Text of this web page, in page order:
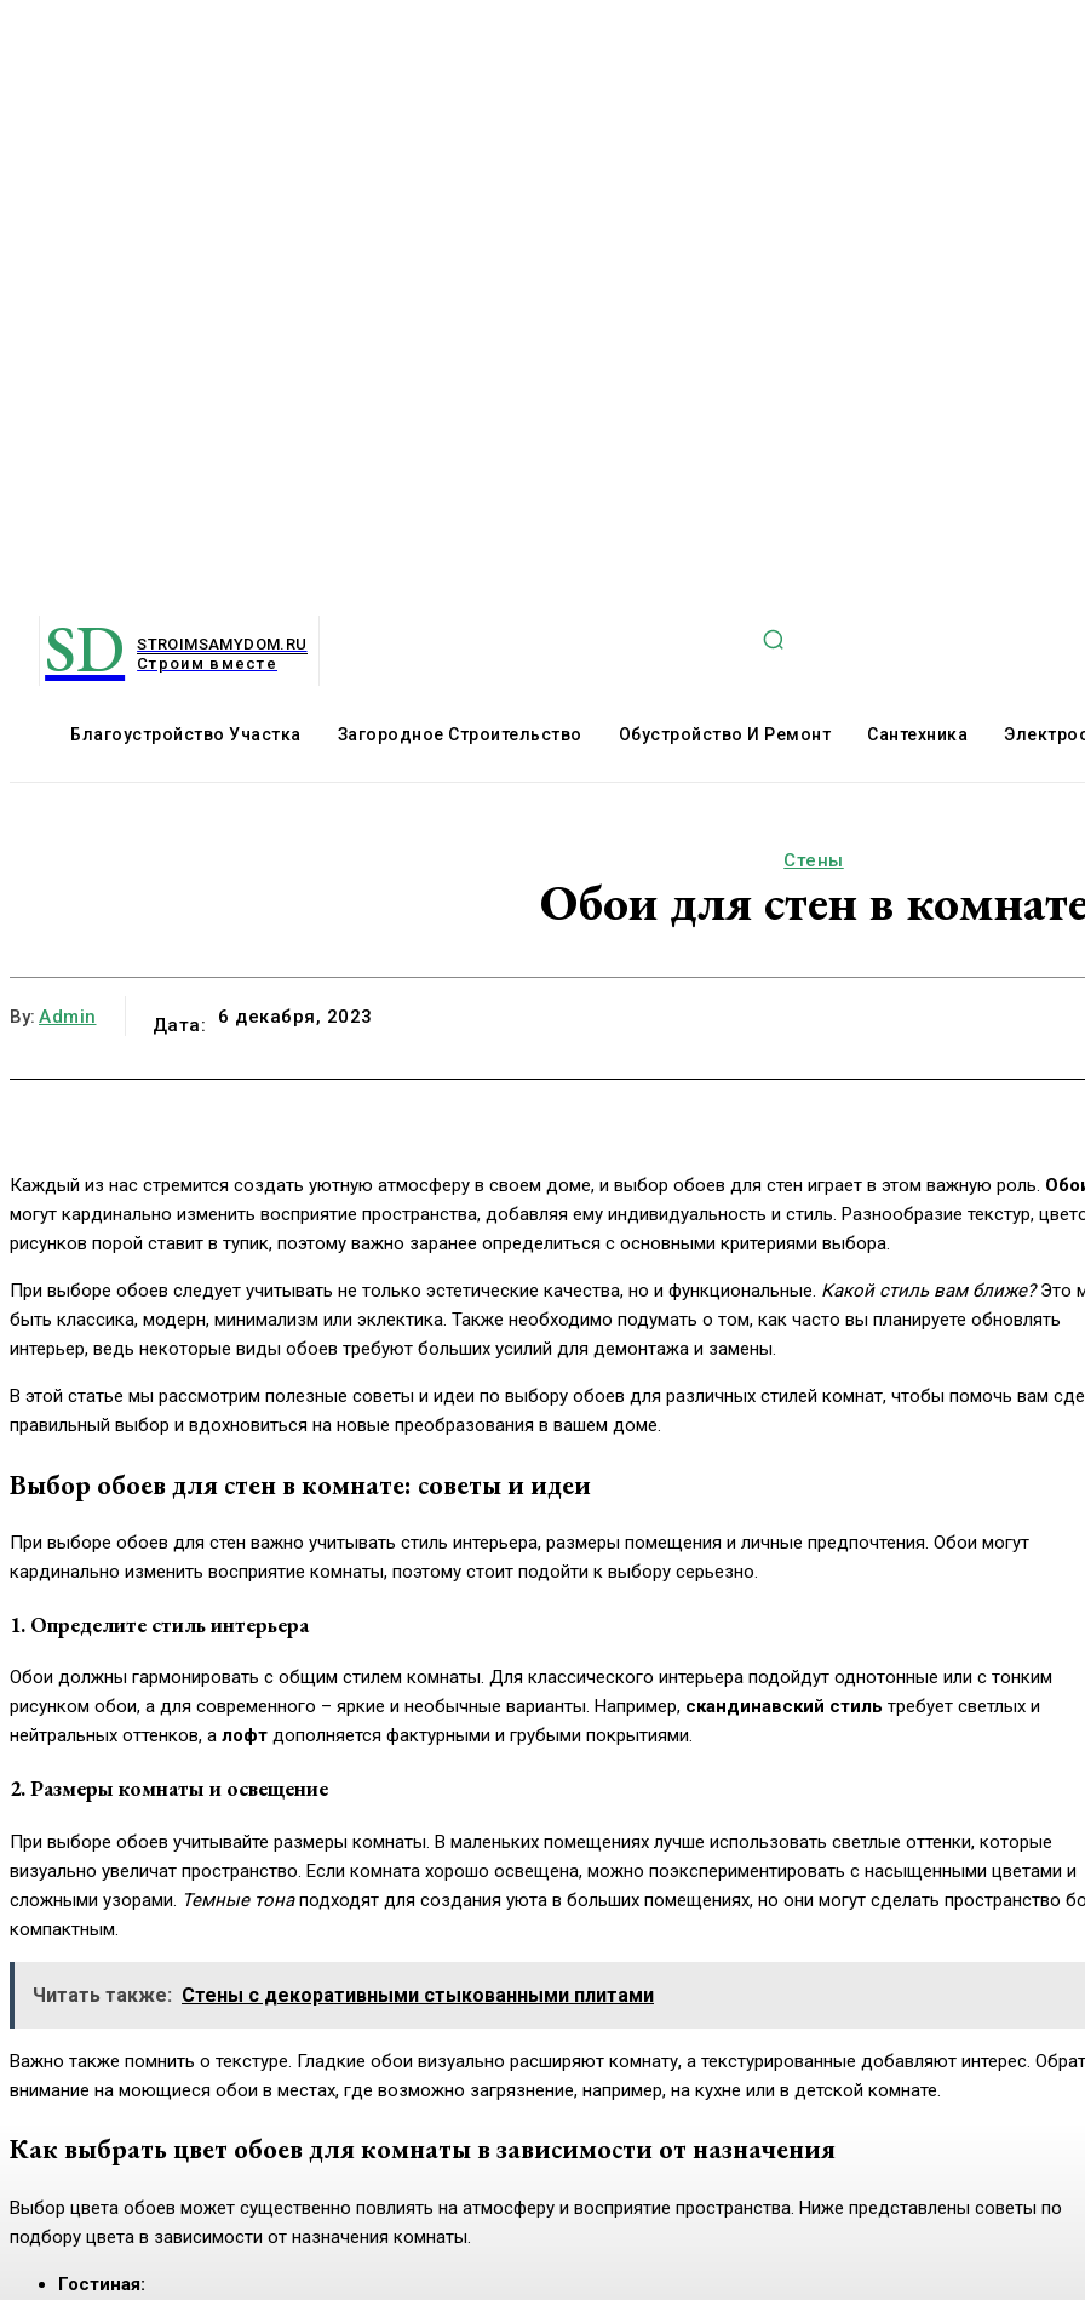
SD
STROIMSAMYDOM.RU
Строим вместе
Благоустройство Участка Загородное Строительство Обустройство И Ремонт Сантехника
Стены
Обои для стен в
By: Admin Дата: 6 декабря, 2023
Каждый из нас стремится создать уютную атмосферу в своем доме, и выбор обоев для стен играет в этом важную роль.
могут кардинально изменить восприятие пространства, добавляя ему индивидуальность и стиль. Разнообразие текстур,
рисунков порой ставит в тупик, поэтому важно заранее определиться с основными критериями выбора.
При выборе обоев следует учитывать не только эстетические качества, но и функциональные. Какой стиль вам ближе?Это
быть классика, модерн, минимализм или эклектика. Также необходимо подумать о том, как часто вы планируете обновлять
интерьер, ведь некоторые виды обоев требуют больших усилий для демонтажа и замены.
В этой статье мы рассмотрим полезные советы и идеи по выбору обоев для различных стилей комнат, чтобы помочь вам
правильный выбор и вдохновиться на новые преобразования в вашем доме.
Выбор обоев для стен в комнате: советы и идеи
При выборе обоев для стен важно учитывать стиль интерьера, размеры помещения и личные предпочтения. Обои могут
кардинально изменить восприятие комнаты, поэтому стоит подойти к выбору серьезно.
1. Определите стиль интерьера
Обои должны гармонировать с общим стилем комнаты. Для классического интерьера подойдут однотонные или с тонким
рисунком обои, а для современного – яркие и необычные варианты. Например, скандинавский стиль требует светлых и
нейтральных оттенков, а лофт дополняется фактурными и грубыми покрытиями.
2. Размеры комнаты и освещение
При выборе обоев учитывайте размеры комнаты. В маленьких помещениях лучше использовать светлые оттенки, которые
визуально увеличат пространство. Если комната хорошо освещена, можно поэкспериментировать с насыщенными цветами и
сложными узорами. Темные тонаподходят для создания уюта в больших помещениях, но они могут сделать пространство
компактным.
Читать также: Стены с декоративными стыкованными плитами
Важно также помнить о текстуре. Гладкие обои визуально расширяют комнату, а текстурированные добавляют интерес.
внимание на моющиеся обои в местах, где возможно загрязнение, например, на кухне или в детской комнате.
Как выбрать цвет обоев для комнаты в зависимости от назначения
Выбор цвета обоев может существенно повлиять на атмосферу и восприятие пространства. Ниже представлены советы по
подбору цвета в зависимости от назначения комнаты.
Гостиная: